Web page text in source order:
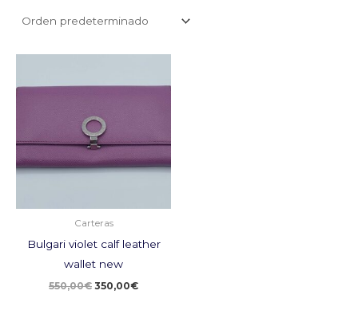
Carteras
Bulgari violet calf leather
wallet new
550,00€
original
350,00€
actual